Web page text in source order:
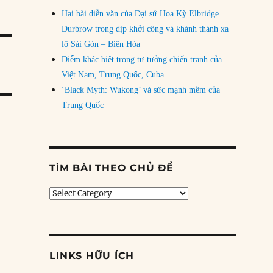
Hai bài diễn văn của Đại sứ Hoa Kỳ Elbridge
Durbrow trong dịp khởi công và khánh thành xa
lộ Sài Gòn – Biên Hòa
Điểm khác biệt trong tư tưởng chiến tranh của
Việt Nam, Trung Quốc, Cuba
‘Black Myth: Wukong’ và sức mạnh mềm của
Trung Quốc
TÌM BÀI THEO CHỦ ĐỀ
Tìm
chủ
LINKS HỮU ÍCH